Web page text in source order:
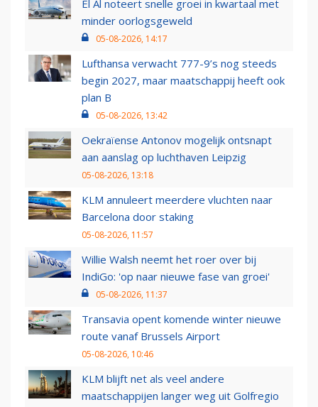
El Al noteert snelle groei in kwartaal met
minder oorlogsgeweld
05-08-2026, 14:17
Lufthansa verwacht 777-9’s nog steeds
begin 2027, maar maatschappij heeft ook
plan B
05-08-2026, 13:42
Oekraïense Antonov mogelijk ontsnapt
aan aanslag op luchthaven Leipzig
05-08-2026, 13:18
KLM annuleert meerdere vluchten naar
Barcelona door staking
05-08-2026, 11:57
Willie Walsh neemt het roer over bij
IndiGo: 'op naar nieuwe fase van groei'
05-08-2026, 11:37
Transavia opent komende winter nieuwe
route vanaf Brussels Airport
05-08-2026, 10:46
KLM blijft net als veel andere
maatschappijen langer weg uit Golfregio